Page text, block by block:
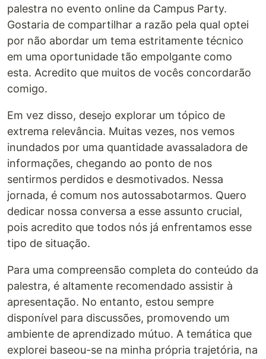
palestra no evento online da Campus Party.
Gostaria de compartilhar a razão pela qual optei
por não abordar um tema estritamente técnico
em uma oportunidade tão empolgante como
esta. Acredito que muitos de vocês concordarão
comigo.
Em vez disso, desejo explorar um tópico de
extrema relevância. Muitas vezes, nos vemos
inundados por uma quantidade avassaladora de
informações, chegando ao ponto de nos
sentirmos perdidos e desmotivados. Nessa
jornada, é comum nos autossabotarmos. Quero
dedicar nossa conversa a esse assunto crucial,
pois acredito que todos nós já enfrentamos esse
tipo de situação.
Para uma compreensão completa do conteúdo da
palestra, é altamente recomendado assistir à
apresentação. No entanto, estou sempre
disponível para discussões, promovendo um
ambiente de aprendizado mútuo. A temática que
explorei baseou-se na minha própria trajetória, na